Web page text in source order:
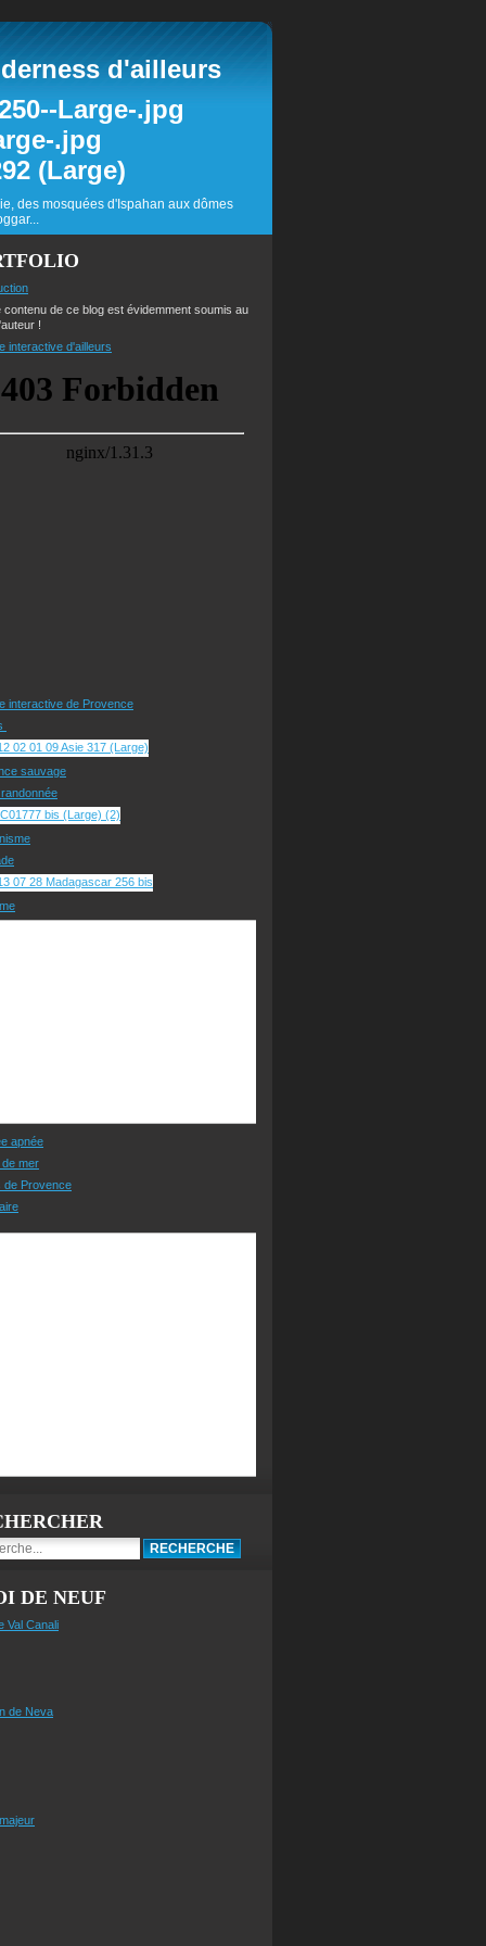
d'ailleurs
des mosquées d'Ispahan aux dômes
contenu de ce blog est évidemment soumis au
!
interactive d'ailleurs
interactive de Provence
sauvage
apnée
mer
de Provence
DE NEUF
Val Canali
de Neva